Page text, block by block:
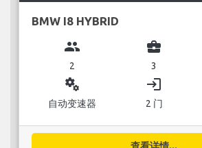
BMW I8 HYBRID
group
2
business_center
3
miscellaneous_services
自动变速器
login
2 门